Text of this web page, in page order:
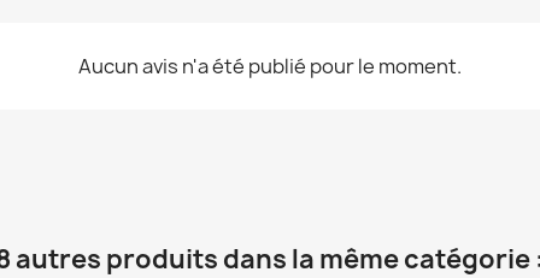
Aucun avis n'a été publié pour le moment.
autres produits dans la même catégorie :